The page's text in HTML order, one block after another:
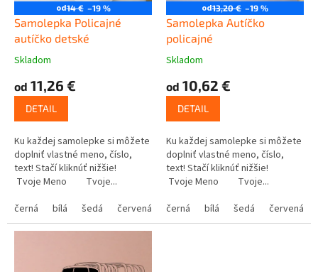
od14 € –19 %
Samolepka Policajné
autíčko detské
Skladom
od 11,26 €
DETAIL
Ku každej samolepke si môžete
doplniť vlastné meno, číslo,
text! Stačí kliknúť nižšie!
Tvoje Meno Tvoje...
černá
bílá šedá červená modrá žlutá zelená růžová
od13,20 € –19 %
Samolepka Autíčko
policajné
Skladom
od 10,62 €
DETAIL
Ku každej samolepke si môžete
doplniť vlastné meno, číslo,
text! Stačí kliknúť nižšie!
Tvoje Meno Tvoje...
černá
bílá šedá červená